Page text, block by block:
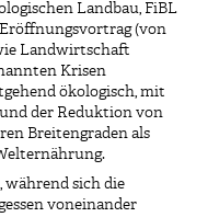
Landbau, FiBL
(von
Landwirtschaft
Krisen
ökologisch, mit
der Reduktion von
Breitengraden als
während sich die
voneinander